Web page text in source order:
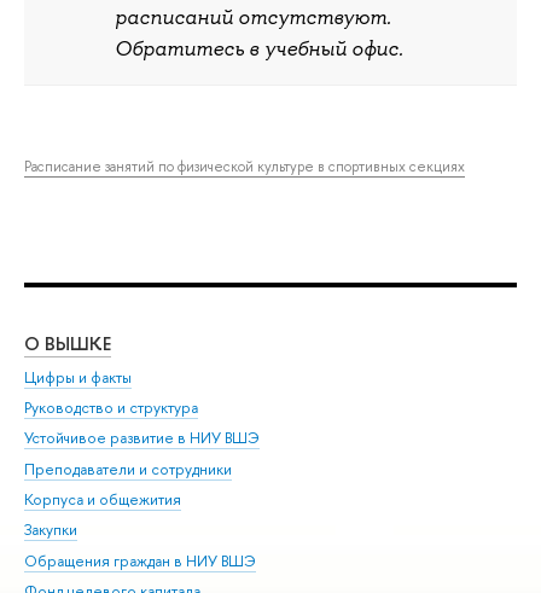
расписаний отсутствуют.
Обратитесь в учебный офис.
Расписание занятий по физической культуре в спортивных секциях
О ВЫШКЕ
Цифры и факты
Руководство и структура
Устойчивое развитие в НИУ ВШЭ
Преподаватели и сотрудники
Корпуса и общежития
Закупки
Обращения граждан в НИУ ВШЭ